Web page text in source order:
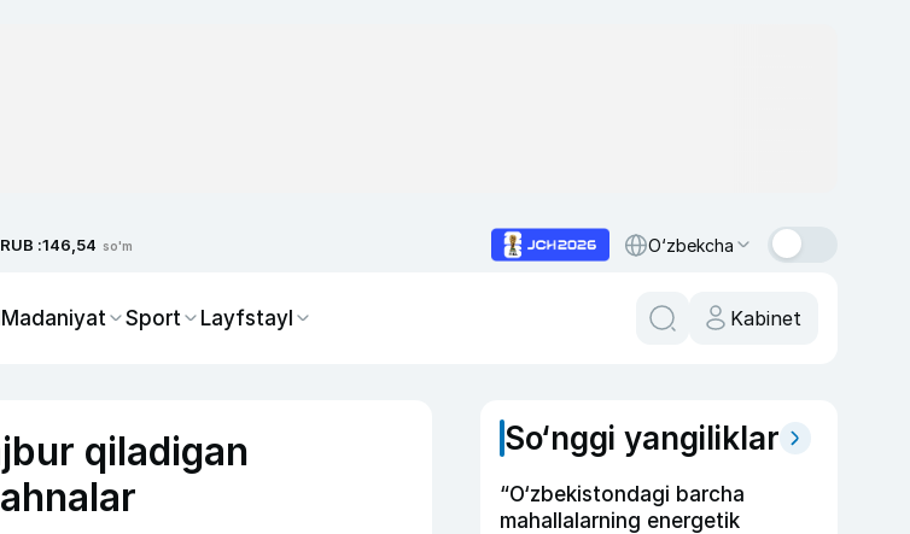
RUB :146,54 so'm O‘zbekcha
Madaniyat Sport Layfstayl Kabinet
qiladigan
So‘nggi yangiliklar
“O‘zbekistondagi barcha
mahallalarning energetik